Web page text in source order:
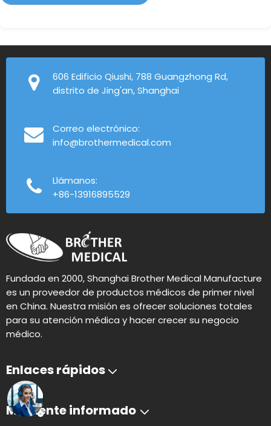
606 Edificio Qiushi, 788 Guangzhong Rd,
distrito de Jing'an, Shanghai
Correo electrónico:
info@brothermedical.com
Llámanos:
+86-13916895529
Fundada en 2000, Shanghai Brother Medical Manufacture
es un proveedor de productos médicos de primer nivel
en China. Nuestra misión es ofrecer soluciones totales
para su atención médica y hacer crecer su negocio
médico.
Enlaces rápidos
Mantente informado